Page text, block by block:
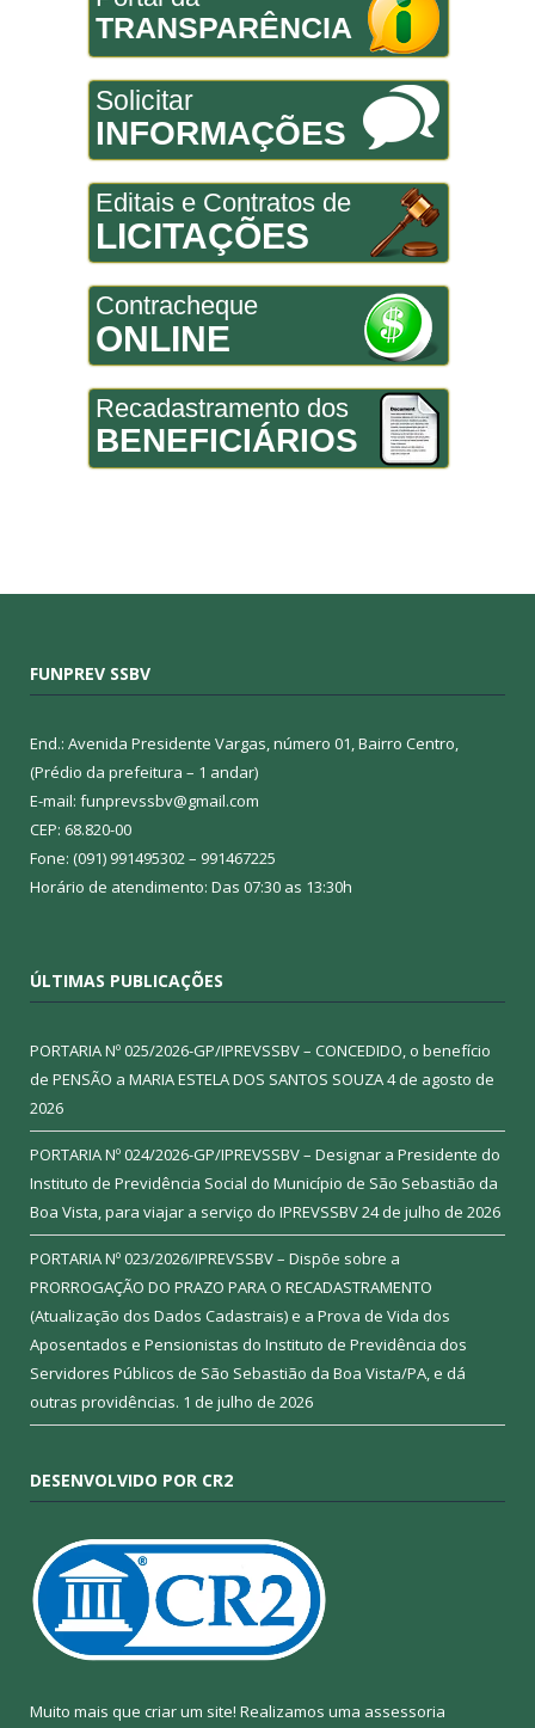
TRANSPARÊNCIA
Solicitar
INFORMAÇÕES
Editais e Contratos de
LICITAÇÕES
Contracheque
ONLINE
Recadastramento dos
BENEFICIÁRIOS
FUNPREV SSBV
End.: Avenida Presidente Vargas, número 01, Bairro Centro,
(Prédio da prefeitura – 1 andar)
E-mail: funprevssbv@gmail.com
CEP: 68.820-00
Fone: (091) 991495302 – 991467225
Horário de atendimento: Das 07:30 as 13:30h
ÚLTIMAS PUBLICAÇÕES
PORTARIA Nº 025/2026-GP/IPREVSSBV – CONCEDIDO, o benefício
de PENSÃO a MARIA ESTELA DOS SANTOS SOUZA4 de agosto de
2026
PORTARIA Nº 024/2026-GP/IPREVSSBV – Designar a Presidente do
Instituto de Previdência Social do Município de São Sebastião da
Boa Vista, para viajar a serviço do IPREVSSBV24 de julho de 2026
PORTARIA Nº 023/2026/IPREVSSBV – Dispõe sobre a
PRORROGAÇÃO DO PRAZO PARA O RECADASTRAMENTO
(Atualização dos Dados Cadastrais) e a Prova de Vida dos
Aposentados e Pensionistas do Instituto de Previdência dos
Servidores Públicos de São Sebastião da Boa Vista/PA, e dá
outras providências. 1 de julho de 2026
DESENVOLVIDO POR CR2
Muito mais que criar um site! Realizamos uma assessoria